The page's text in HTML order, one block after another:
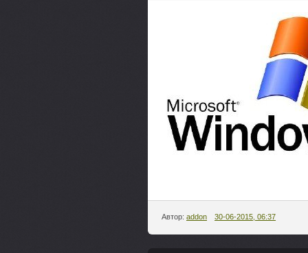
Автор: addon 30-06-2015, 06:37